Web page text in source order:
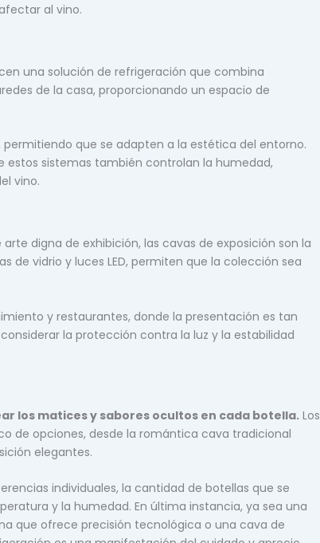
al vino.
una solución de refrigeración que combina
de la casa, proporcionando un espacio de
que se adapten a la estética del entorno.
sistemas también controlan la humedad,
vino.
digna de exhibición, las cavas de exposición son la
de vidrio y luces LED, permiten que la colección sea
y restaurantes, donde la presentación es tan
la protección contra la luz y la estabilidad
los matices y sabores ocultos en cada botella.Los
de opciones, desde la romántica cava tradicional
elegantes.
individuales, la cantidad de botellas que se
y la humedad. En última instancia, ya sea una
que ofrece precisión tecnológica o una cava de